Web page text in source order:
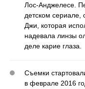
Лос-Анджелесе.
детском сериале,
Джи, которая
надевала линзы
деле карие глаза.
Съемки
в феврале 2016